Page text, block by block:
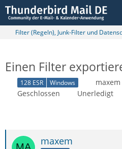
Filter (Regeln), Junk-Filter und
Einen Filter
128 ESR Windows maxem
Geschlossen
Unerledigt
maxem